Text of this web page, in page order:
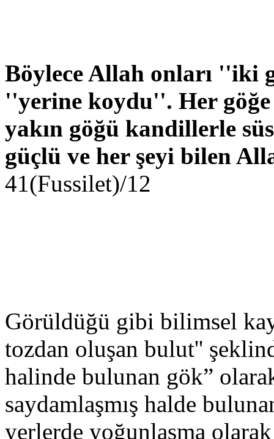
Böylece Allah onları ''iki
''yerine koydu''. Her
yakın göğü kandillerle
güçlü ve her şeyi bilen
Görüldüğü gibi bilimsel
tozdan oluşan bulut''
halinde bulunan gök”
saydamlaşmış halde
yerlerde yoğunlaşma